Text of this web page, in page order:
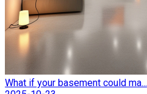
What if your basement could ma...